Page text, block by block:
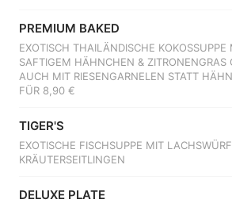
PREMIUM BAKED
EXOTISCH THAILÄNDISCHE KOKOSSUPPE
SAFTIGEM HÄHNCHEN & ZITRONENGRAS
AUCH MIT RIESENGARNELEN STATT
FÜR 8,90 €
TIGER'S
EXOTISCHE FISCHSUPPE MIT
KRÄUTERSEITLINGEN
DELUXE PLATE